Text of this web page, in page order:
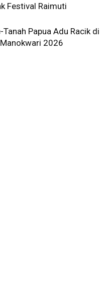
Festival Raimuti
Papua Adu Racik di
2026